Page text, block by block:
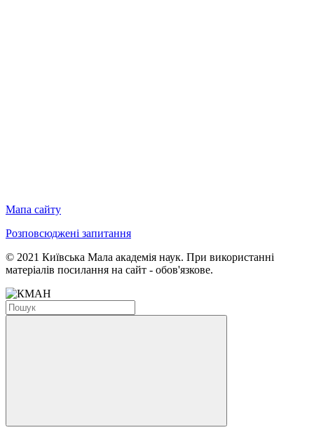
Мапа сайту
Розповсюджені запитання
© 2021 Київська Мала академія наук. При використанні
матеріалів посилання на сайт - обов'язкове.